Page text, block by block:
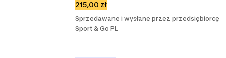
215,00 zł
Sprzedawane i wysłane przez przedsiębiorcę
Sport & Go PL